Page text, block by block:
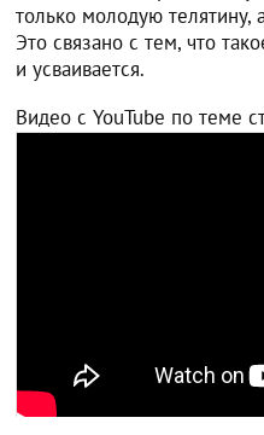
только молодую телятину,
Это связано с тем, что
и усваивается.
Видео с YouTube по теме